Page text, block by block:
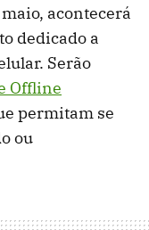
acontecerá
dedicado a
Serão
Offline
permitam se
ou